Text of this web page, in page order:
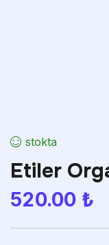
stokta
Etiler
520.00 ₺